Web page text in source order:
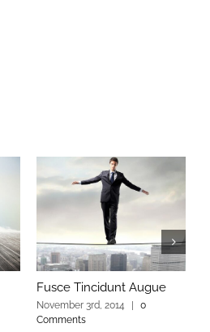
Fusce Tincidunt Augue
November 3rd, 2014
0
Comments